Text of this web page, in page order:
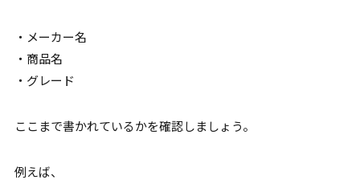
・メーカー名
・商品名
・グレード
ここまで書かれているかを確認しましょう。
例えば、